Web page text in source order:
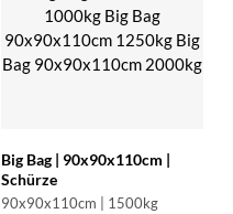
Big Bag | 90x90x110cm |
Schürze
90x90x110cm | 1500kg